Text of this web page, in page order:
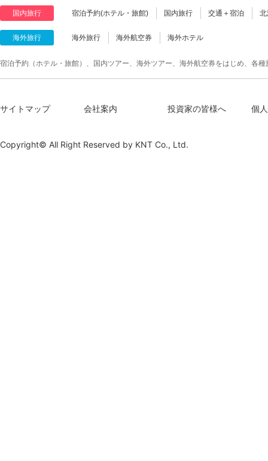
国内旅行 宿泊予約(ホテル・旅館) 国内旅行 交通＋宿泊
海外旅行 海外旅行 海外航空券 海外ホテル
宿泊予約（ホテル・旅館）、国内ツアー、海外ツアー、海外航空券をはじめ、各
サイトマップ 会社案内 投資家の皆様へ 個
Copyright© All Right Reserved by KNT Co., Ltd.